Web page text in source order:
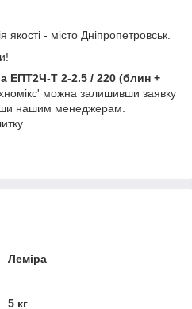
якості - місто Дніпропетровськ.
ЕПТ2Ч-Т 2-2.5 / 220 (блин +
можна залишивши заявку
нашим менеджерам.
Леміра
5 кг